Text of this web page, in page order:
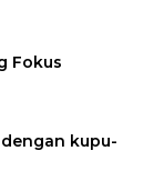
Fokus
dengan kupu-